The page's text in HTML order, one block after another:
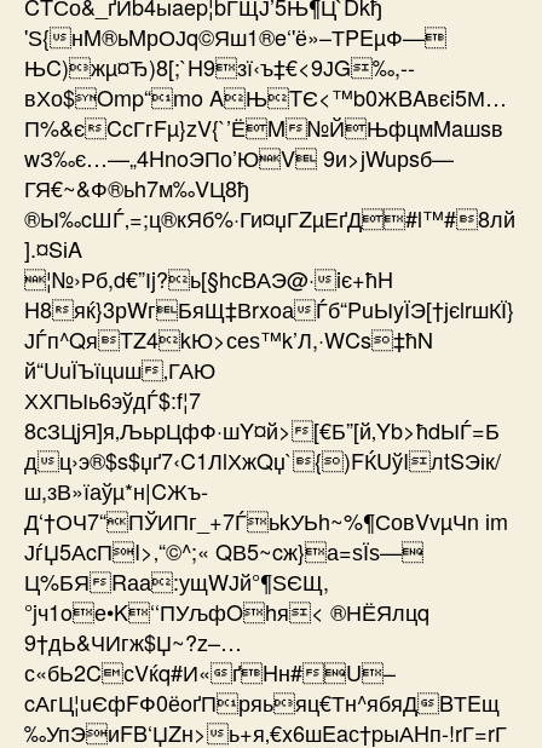
'Ѕ{нM®ьMрОЈq©Яш1®e‘'ё»–ТPEµФ—
ЊC)жµ¤Ђ)8[;`H9зї‹ъ‡€<9ЈG‰,-­
вХо$Omp“mo AЊTЄ<™b0ЖBAвєi5М…
П%&єCсГгFµ}zV{`’ЁM№ЙЊфцмMaшsв
wЗ‰є…—„4HnoЭПо’ЮV 9и>јWuрsб—
ГЯ€~&Ф®ьh7м‰VЦ8ђ
®Ы‰cШЃ‚=;ц®кЯб%·Ги¤џГZµЕґД#l™#8лй
].¤SіA
¦№›Рб,d€”Іj?ь[§hсBАЭ@·iє+ћH
H8яќ}3рWгБяЩ‡ВrxoаЃб“PuЫyЇЭ[†јєlrшКЇ}
ЈЃп^QяTZ4kЮ>сеѕ™k’Л,·WCs‡ћN
й“UuЇЪїцuш‚ГАЮ
ХХПЫь6эўдЃ$:f¦7
8сЗЦјЯ]я‚ЉьpЦфФ·шY¤й>[€Б”[й‚Yb>ћdЫЃ=Б
дц›э®$s$џґ7‹C1ЛlХжQџ`{)FЌUўIлtSЭік/
ш,зВ»їаўµ­*н|­CЖъ­
Д‘†ОЧ7“ПЎИПг_+7ЃьkУЬh~%¶СовVvµЧn іm
ЈѓЏ5АcПI>‚“©^;« QВ5~cж}а=ѕЇ­ѕ—
Ц%БЯRаа:ущWЈй°¶ЅЄЩ,
°jч1oе•K‘‘ПУљфOhя< ®НЁЯлцq
9†дЬ&ЧИгж$Џ~?­z–…
с«бЬ2CсVќq#И«ґHн#U–
cАгЦ¦uЄфFФ0ёoґПряьяц€Тн^ябяДBТEщ
‰УпЭиFB‘ЏZн>ь+я‚€x6шEaс†pыАHп-!rГ=rГ